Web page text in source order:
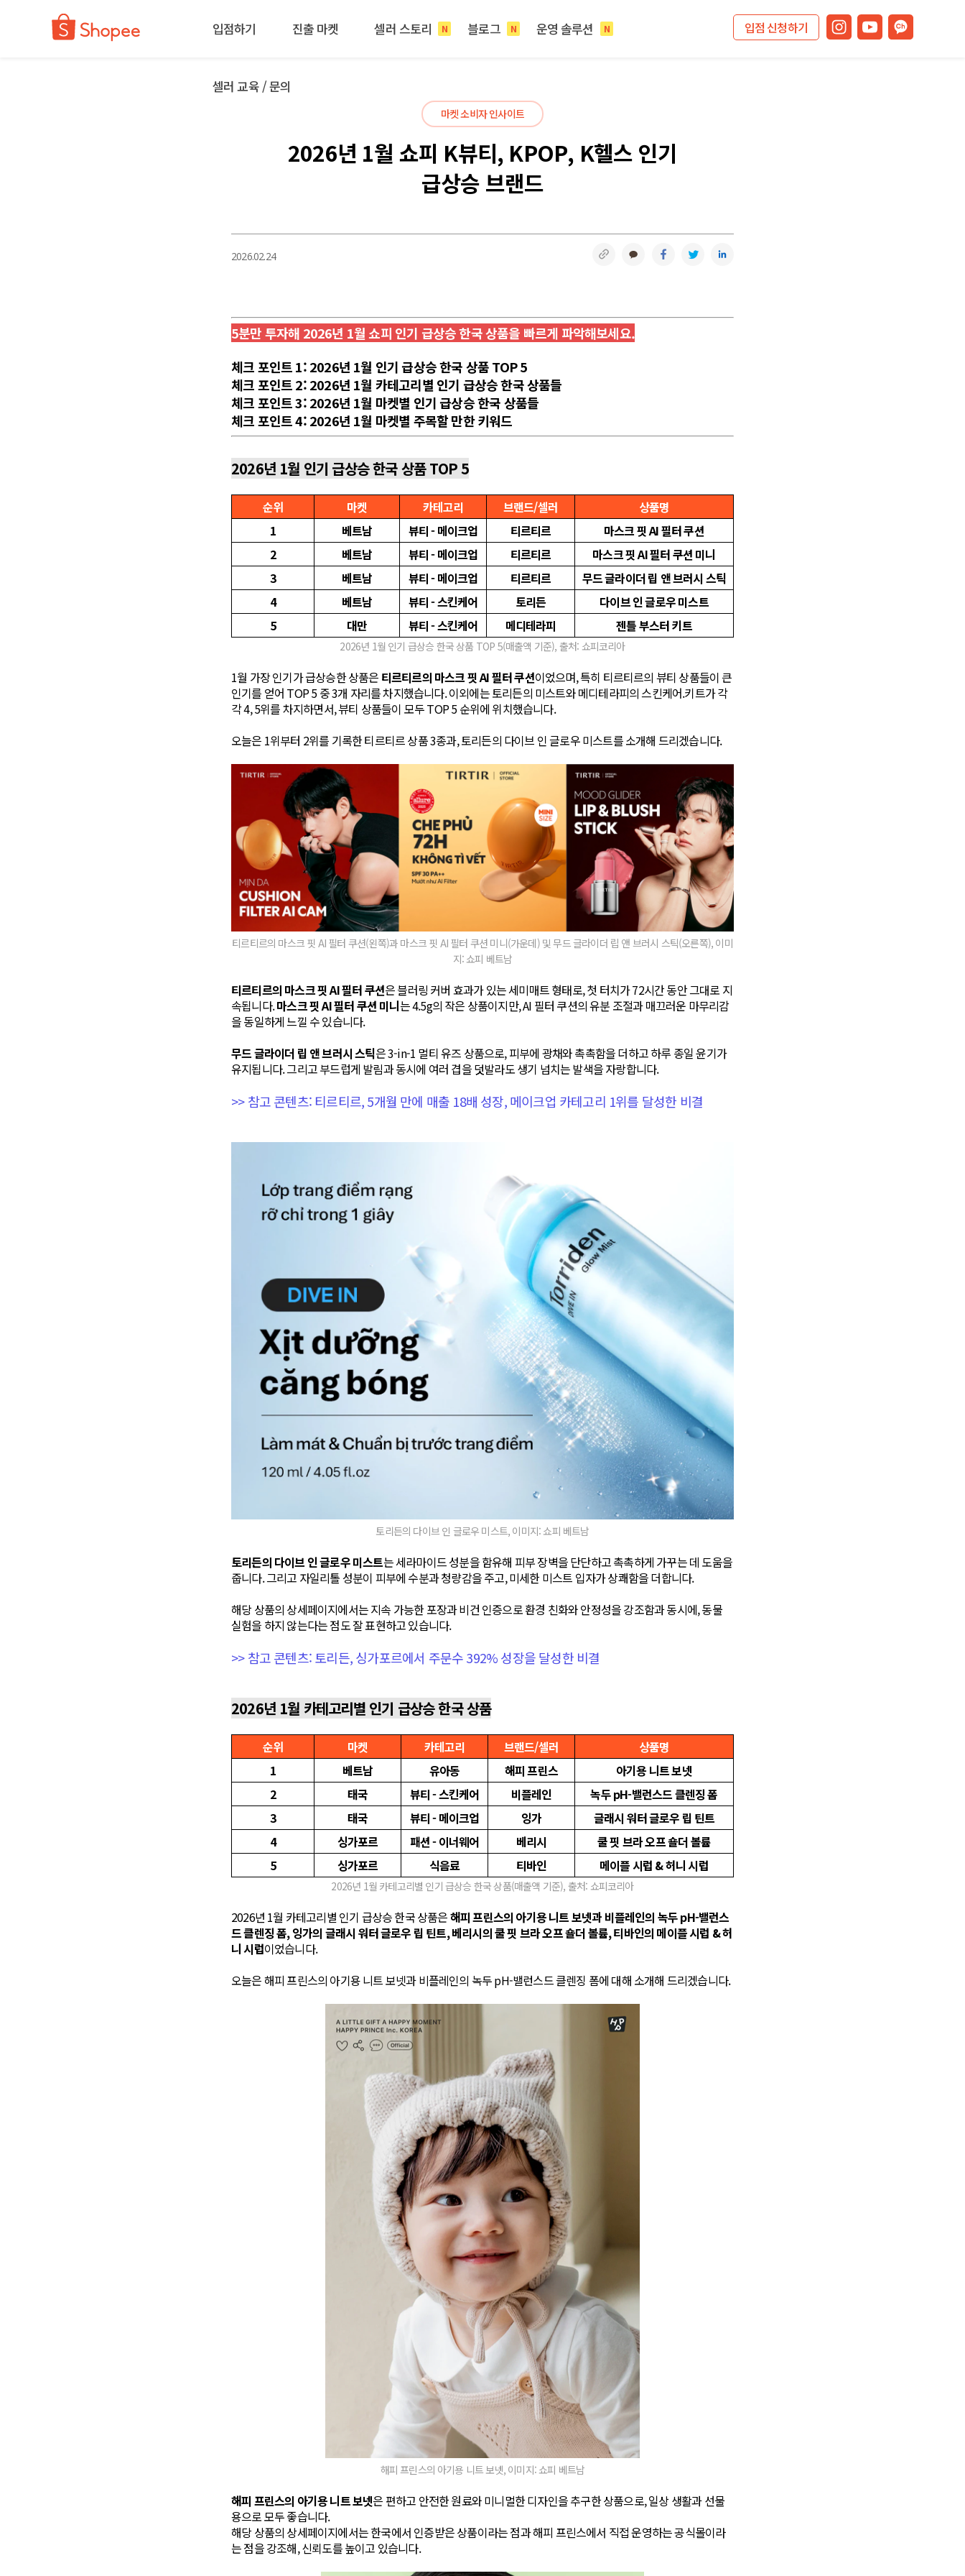
입점하기 진출 마켓 셀러 스토리 N 블로그 N 운영 솔루션 N
셀러 교육 / 문의
입점 신청하기
마켓 소비자 인사이트
2026년 1월 쇼피 K뷰티, KPOP, K헬스 인기
급상승 브랜드
2026.02.24 링크복사 카카오톡 페이스북 트위터
5분만 투자해 2026년 1월 쇼피 인기 급상승 한국 상품을 빠르게 파악해보세요.
체크 포인트 1: 2026년 1월 인기 급상승 한국 상품 TOP 5
체크 포인트 2: 2026년 1월 카테고리별 인기 급상승 한국 상품들
체크 포인트 3: 2026년 1월 마켓별 인기 급상승 한국 상품들
체크 포인트 4: 2026년 1월 마켓별 주목할 만한 키워드
2026년 1월 인기 급상승 한국 상품 TOP 5
순위 마켓 카테고리 브랜드/셀러
상품명
1
베트남 뷰티 - 메이크업 티르티르
마스크 핏 AI 필터 쿠션
2
베트남 뷰티 - 메이크업 티르티르
마스크 핏 AI 필터 쿠션 미니
3
베트남 뷰티 - 메이크업 티르티르
무드 글라이더 립 앤 브러시 스틱
4
베트남 뷰티 - 스킨케어 토리든
다이브 인 글로우 미스트
5
대만 뷰티 - 스킨케어 메디테라피 젠틀 부스터 키트
2026년 1월 인기 급상승 한국 상품 TOP 5(매출액 기준), 출처: 쇼피코리아
1월 가장 인기가 급상승한 상품은 티르티르의 마스크 핏 AI 필터 쿠션이었으며, 특히 티르티르의 뷰티 상품들이 큰
인기를 얻어 TOP 5 중 3개 자리를 차지했습니다. 이외에는 토리든의 미스트와 메디테라피의 스킨케어.키트가 각
각 4, 5위를 차지하면서, 뷰티 상품들이 모두 TOP 5 순위에 위치했습니다.
오늘은 1위부터 2위를 기록한 티르티르 상품 3종과, 토리든의 다이브 인 글로우 미스트를 소개해 드리겠습니다.
티르티르의 마스크 핏 AI 필터 쿠션(왼쪽)과 마스크 핏 AI 필터 쿠션 미니(가운데) 및 무드 글라이더 립 앤 브러시 스틱(오른쪽), 이미
지: 쇼피 베트남
티르티르의 마스크 핏 AI 필터 쿠션은 블러링 커버 효과가 있는 세미매트 형태로, 첫 터치가 72시간 동안 그대로 지
속됩니다.마스크 핏 AI 필터 쿠션 미니는 4.5g의 작은 상품이지만, AI 필터 쿠션의 유분 조절과 매끄러운 마무리감
을 동일하게 느낄 수 있습니다.
무드 글라이더 립 앤 브러시 스틱은 3-in-1 멀티 유즈 상품으로, 피부에 광채와 촉촉함을 더하고 하루 종일 윤기가
유지됩니다. 그리고 부드럽게 발림과 동시에 여러 겹을 덧발라도 생기 넘치는 발색을 자랑합니다.
>> 참고 콘텐츠: 티르티르, 5개월 만에 매출 18배 성장, 메이크업 카테고리 1위를 달성한 비결
토리든의 다이브 인 글로우 미스트, 이미지: 쇼피 베트남
토리든의 다이브 인 글로우 미스트는 세라마이드 성분을 함유해 피부 장벽을 단단하고 촉촉하게 가꾸는 데 도움을
줍니다. 그리고 자일리톨 성분이 피부에 수분과 청량감을 주고, 미세한 미스트 입자가 상쾌함을 더합니다.
해당 상품의 상세페이지에서는 지속 가능한 포장과 비건 인증으로 환경 친화와 안정성을 강조함과 동시에, 동물
실험을 하지 않는다는 점도 잘 표현하고 있습니다.
>> 참고 콘텐츠: 토리든, 싱가포르에서 주문수 392% 성장을 달성한 비결
2026년 1월 카테고리별 인기 급상승 한국 상품
순위 마켓 카테고리 브랜드/셀러
상품명
1
베트남 유아동 해피 프린스
아기용 니트 보넷
2
태국 뷰티 - 스킨케어 비플레인
녹두 pH-밸런스드 클렌징 폼
3
태국 뷰티 - 메이크업 잉가
글래시 워터 글로우 립 틴트
4
싱가포르 패션 - 이너웨어 베리시
쿨 핏 브라 오프 숄더 볼륨
5
싱가포르 식음료 티바인 메이플 시럽 & 허니 시럽
2026년 1월 카테고리별 인기 급상승 한국 상품(매출액 기준), 출처: 쇼피코리아
2026년 1월 카테고리별 인기 급상승 한국 상품은해피 프린스의 아기용 니트 보넷과 비플레인의 녹두 pH-밸런스
드 클렌징 폼, 잉가의 글래시 워터 글로우 립 틴트, 베리시의 쿨 핏 브라 오프 숄더 볼륨, 티바인의 메이플 시럽 & 허
니 시럽이었습니다.
오늘은 해피 프린스의 아기용 니트 보넷과 비플레인의 녹두 pH-밸런스드 클렌징 폼에 대해 소개해 드리겠습니다.
해피 프린스의 아기용 니트 보넷, 이미지: 쇼피 베트남
해피 프린스의 아기용 니트 보넷은 편하고 안전한 원료와 미니멀한 디자인을 추구한 상품으로, 일상 생활과 선물
용으로 모두 좋습니다.
해당 상품의 상세페이지에서는 한국에서 인증받은 상품이라는 점과 해피 프린스에서 직접 운영하는 공식몰이라
는 점을 강조해, 신뢰도를 높이고 있습니다.